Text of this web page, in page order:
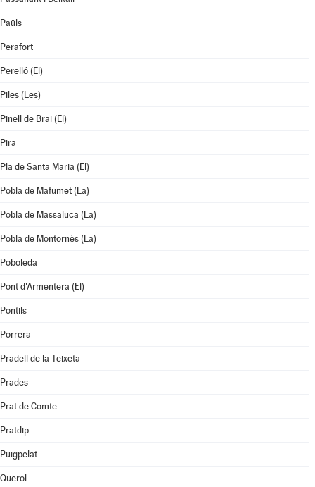
Paüls
Perafort
Perelló (El)
Piles (Les)
Pinell de Brai (El)
Pira
Pla de Santa Maria (El)
Pobla de Mafumet (La)
Pobla de Massaluca (La)
Pobla de Montornès (La)
Poboleda
Pont d'Armentera (El)
Pontils
Porrera
Pradell de la Teixeta
Prades
Prat de Comte
Pratdip
Puigpelat
Querol